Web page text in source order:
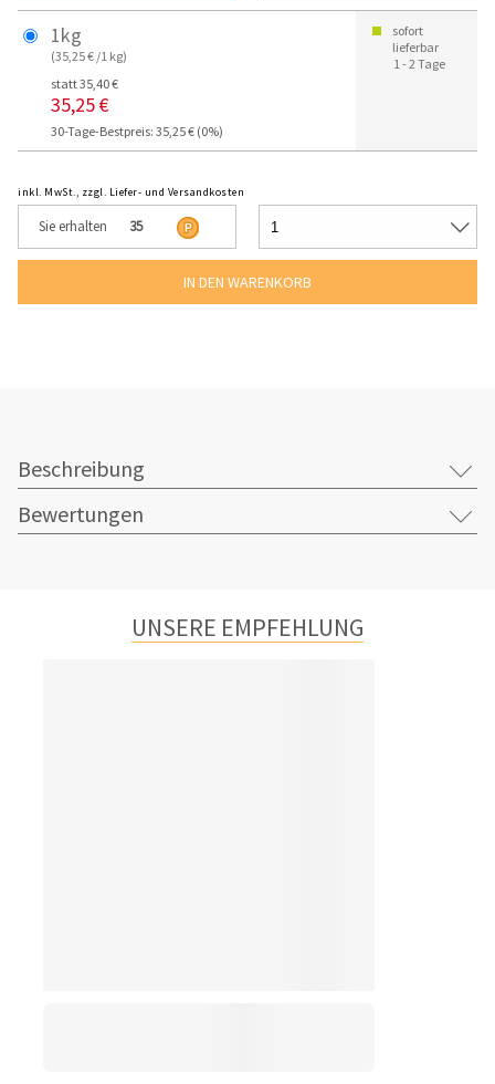
1kg
(35,25 € /1 kg)
statt 35,40 €
35,25 €
30-Tage-Bestpreis: 35,25 € (0%)
sofort
lieferbar
1 - 2 Tage
inkl. MwSt., zzgl. Liefer- und Versandkosten
Sie erhalten 35
Beschreibung
Bewertungen
UNSERE EMPFEHLUNG